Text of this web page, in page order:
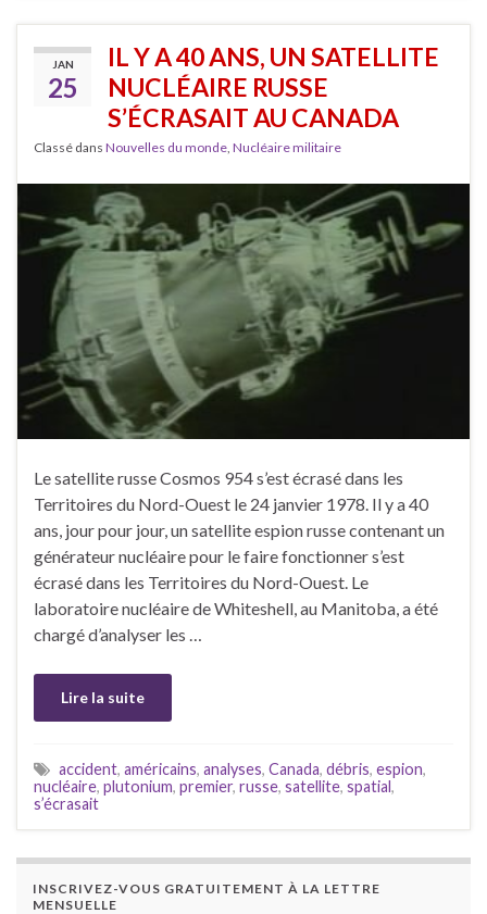
JAN
25
IL Y A 40 ANS, UN SATELLITE
NUCLÉAIRE RUSSE
S’ÉCRASAIT AU CANADA
Classé dans Nouvelles du monde, Nucléaire militaire
Le satellite russe Cosmos 954 s’est écrasé dans les
Territoires du Nord-Ouest le 24 janvier 1978. Il y a 40
ans, jour pour jour, un satellite espion russe contenant un
générateur nucléaire pour le faire fonctionner s’est
écrasé dans les Territoires du Nord-Ouest. Le
laboratoire nucléaire de Whiteshell, au Manitoba, a été
chargé d’analyser les …
Lire la suite
accident, américains, analyses, Canada, débris, espion,
nucléaire, plutonium, premier, russe, satellite, spatial,
s’écrasait
INSCRIVEZ-VOUS GRATUITEMENT À LA LETTRE
MENSUELLE